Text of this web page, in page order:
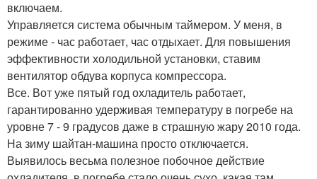
включаем.
Управляется система обычным таймером. У меня, в
режиме - час работает, час отдыхает. Для повышения
эффективности холодильной установки, ставим
вентилятор обдува корпуса компрессора.
Все. Вот уже пятый год охладитель работает,
гарантированно удерживая температуру в погребе на
уровне 7 - 9 градусов даже в страшную жару 2010 года.
На зиму шайтан-машина просто отключается.
Выявилось весьма полезное побочное действие